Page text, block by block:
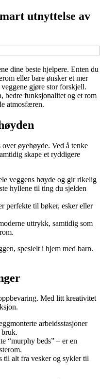
utnyttelse av
dine beste hjelpere. Enten du
eller bare ønsker et mer
gjøre stor forskjell.
bedre funksjonalitet og et rom
atmosfæren.
øyehøyde. Ved å tenke
skape et ryddigere
veggens høyde og gir rikelig
hyllene til ting du sjelden
perfekte til bøker, esker eller
uttrykk, samtidig som
spesielt i hjem med barn.
Med litt kreativitet
arbeidsstasjoner
bruk.
“murphy beds” – er en
til alt fra vesker og sykler til